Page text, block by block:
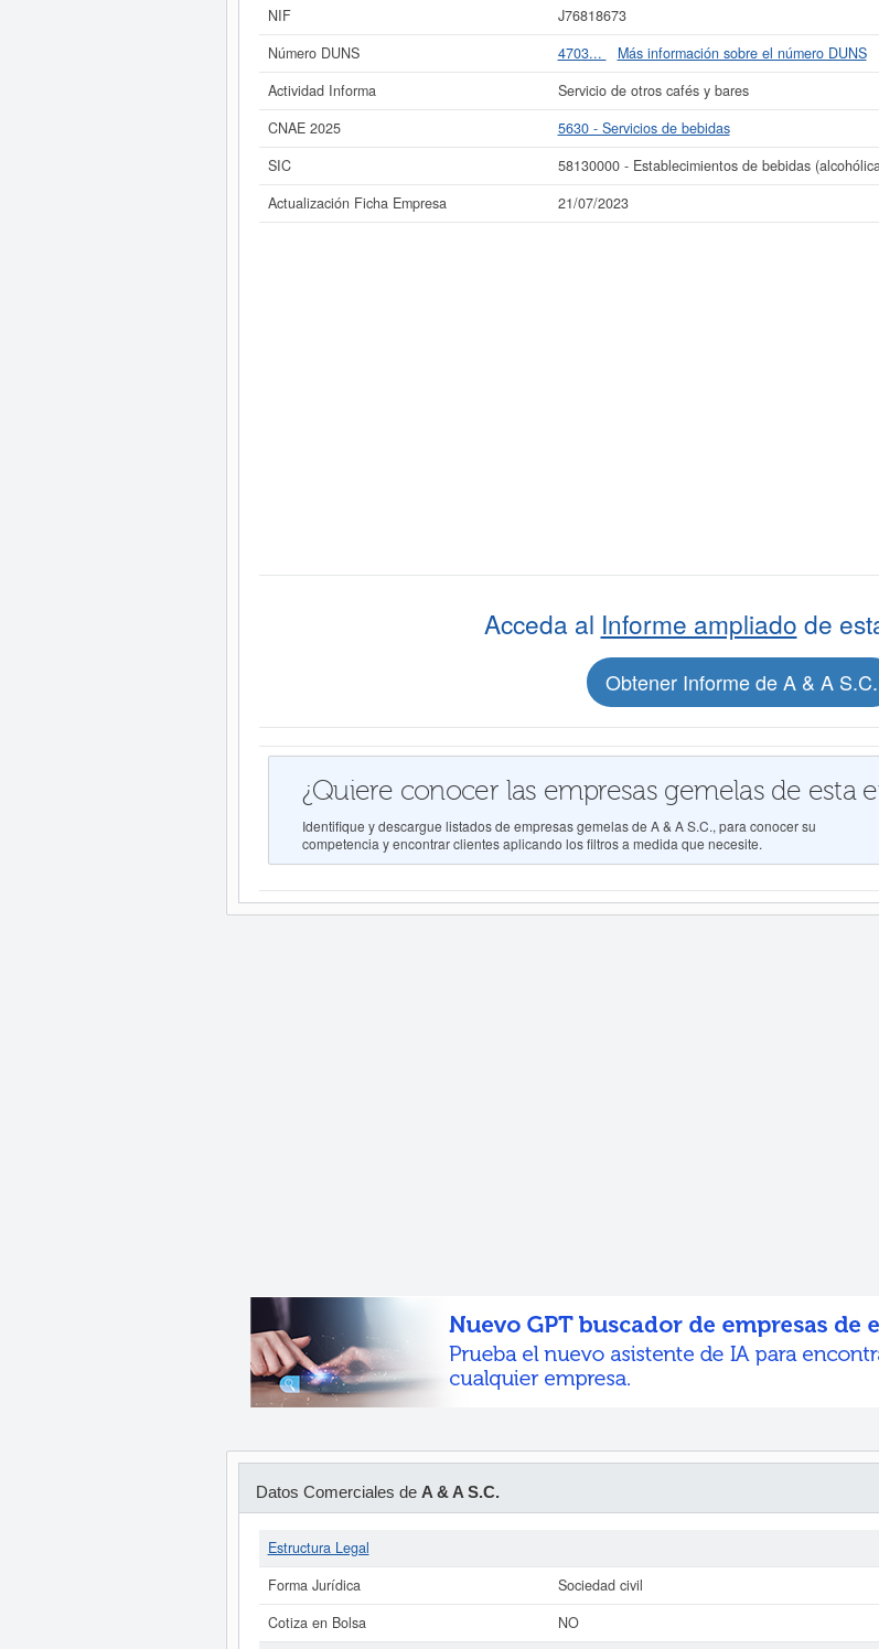
NIF
J76818673
Número DUNS
4703...
Más información sobre el número DUNS
Actividad Informa
Servicio de otros cafés y bares
CNAE 2025
5630 - Servicios de bebidas
SIC
58130000 - Establecimientos de bebidas
Actualización Ficha Empresa
21/07/2023
Acceda al Informe ampliado de
Obtener Informe de A & A S.C.
¿Quiere conocer las empresas gemelas de esta
Identifique y descargue listados de empresas gemelas de A & A S.C., para conocer su
competencia y encontrar clientes aplicando los filtros a medida que necesite.
Datos Comerciales de A & A S.C.
Estructura Legal
Forma Jurídica
Sociedad civil
Cotiza en Bolsa
NO